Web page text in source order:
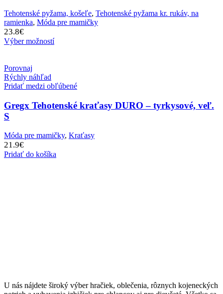
Tehotenské pyžama, košeľe, Tehotenské pyžama kr. rukáv, na
ramienka, Móda pre mamičky
23.8€
Výber možností
Porovnaj
Rýchly náhľad
Pridať medzi obľúbené
Gregx Tehotenské kraťasy DURO – tyrkysové, veľ.
S
Móda pre mamičky, Kraťasy
21.9€
Pridať do košíka
U nás nájdete široký výber hračiek, oblečenia, rôznych kojeneckých